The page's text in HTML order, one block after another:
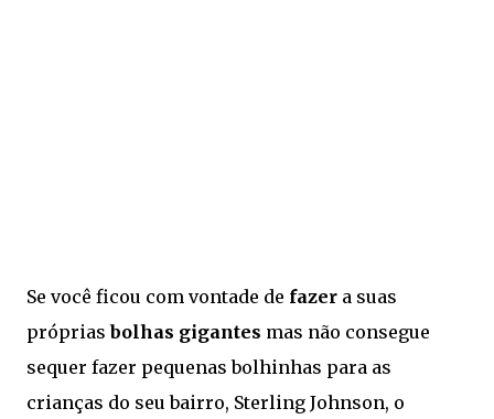
Se você ficou com vontade de fazer a suas
própriasbolhas gigantes mas não consegue
sequer fazer pequenas bolhinhas para as
crianças do seu bairro, Sterling Johnson, o